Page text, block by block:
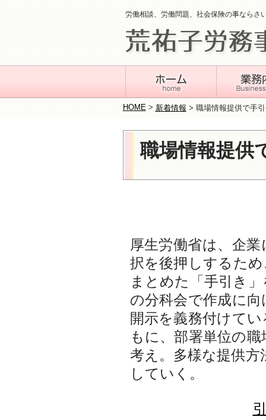
労働相談、労働問題、社会保険の事ならさ
HOME> 新着情報 > 職場情報提供で手
職場情報提
厚生労働省は、企
択を後押しするた
まとめた「手引き
の分科会で作成に
開示を義務付けて
もに、部署単位の
考え。多様な提供
していく。